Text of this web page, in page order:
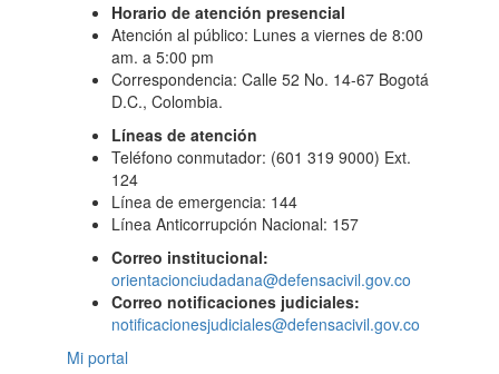
Horario de atención presencial
Atención al público: Lunes a viernes de 8:00
am. a 5:00 pm
Correspondencia: Calle 52 No. 14-67 Bogotá
D.C., Colombia.
Líneas de atención
Teléfono conmutador: (601 319 9000) Ext.
124
Línea de emergencia: 144
Línea Anticorrupción Nacional: 157
Correo institucional:
orientacionciudadana@defensacivil.gov.co
Correo notificaciones judiciales:
notificacionesjudiciales@defensacivil.gov.co
Mi portal